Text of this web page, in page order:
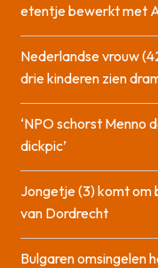
etentje bewerkt met
Nederlandse vrouw
drie kinderen zien
‘NPO schorst Menno
dickpic’
Jongetje (3) komt om
van Dordrecht
Bulgaren omsingelen